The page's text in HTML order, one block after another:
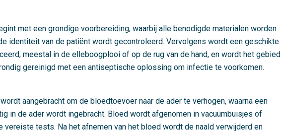
met een grondige voorbereiding, waarbij alle benodigde materialen worden
identiteit van de patiënt wordt gecontroleerd. Vervolgens wordt een geschikte
meestal in de elleboogplooi of op de rug van de hand, en wordt het gebied
gereinigd met een antiseptische oplossing om infectie te voorkomen.
aangebracht om de bloedtoevoer naar de ader te verhogen, waarna een
in de ader wordt ingebracht. Bloed wordt afgenomen in vacuümbuisjes of
vereiste tests. Na het afnemen van het bloed wordt de naald verwijderd en